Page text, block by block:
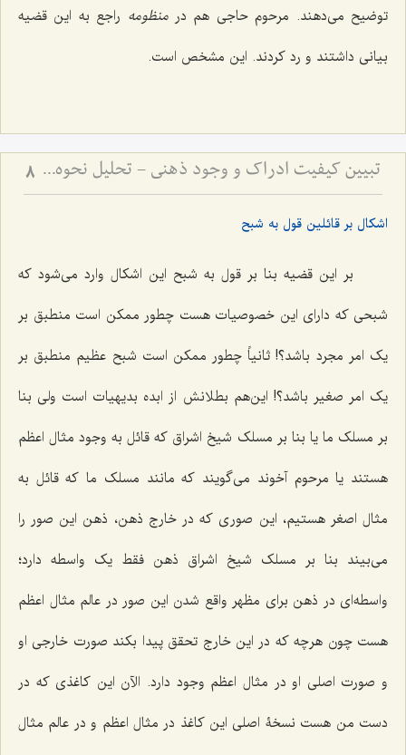
توضیح می‌دهند. مرحوم حاجی هم درمنظومه راجع به این قضیه
بیانی داشتند و رد کردند. این مشخص است.
تبیین کیفیت ادراک و وجود ذهنی - تحلیل نحوه ارتباط نفس با عالم مثال و صور خارجی 8
اشکال بر قائلین قول به شبح
بر این قضیه بنا بر قول به شبح این اشکال وارد می‌شود که
شبحی که دارای این خصوصیات هست چطور ممکن است منطبق بر
یک امر مجرد باشد؟! ثانیاً چطور ممکن است شبح عظیم منطبق بر
یک امر صغیر باشد؟! این‌هم بطلانش از ابده بدیهیات است ولی بنا
بر مسلک ما یا بنا بر مسلک شیخ اشراق که قائل به وجود مثال اعظم
هستند یا مرحوم آخوند می‌گویند که مانند مسلک ما که قائل به
مثال اصغر هستیم، این صوری که در خارج ذهن، ذهن این صور را
می‌بیند بنا بر مسلک شیخ اشراق ذهن فقط یک واسطه دارد؛
واسطه‌ای در ذهن برای مظهر واقع شدن این صور در عالم مثال اعظم
هست چون هرچه که در این خارج تحقق پیدا بکند صورت خارجی او
و صورت اصلی او در مثال اعظم وجود دارد. الآن این کاغذی که در
دست من هست نسخۀ اصلی این کاغذ در مثال اعظم و در عالم مثال